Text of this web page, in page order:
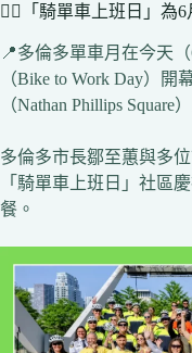
🚴‍♂️「騎單車上班日」為
📍多倫多單車月在今天
（Bike to Work Day）
（Nathan Phillips Square
多倫多市長鄒至蕙與多
「騎單車上班日」社區
餐。